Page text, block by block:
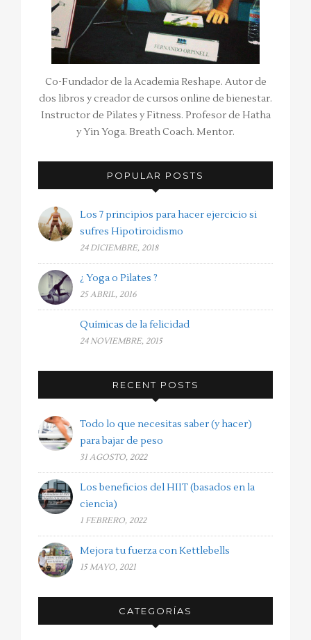
Co-Fundador de la Academia Reshape. Autor de
dos libros y creador de cursos online de bienestar.
Instructor de Pilates y Fitness. Profesor de Hatha
y Yin Yoga. Breath Coach. Mentor.
POPULAR POSTS
Los 7 principios para hacer ejercicio si
sufres Hipotiroidismo
24 DICIEMBRE, 2018
¿ Yoga o Pilates ?
25 ABRIL, 2016
Químicas de la felicidad
24 NOVIEMBRE, 2015
RECENT POSTS
Todo lo que necesitas saber (y hacer)
para bajar de peso
31 AGOSTO, 2022
Los beneficios del HIIT (basados en la
ciencia)
1 FEBRERO, 2022
Mejora tu fuerza con Kettlebells
15 MAYO, 2021
CATEGORÍAS